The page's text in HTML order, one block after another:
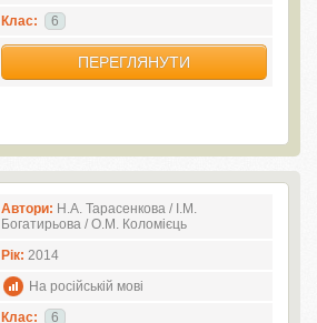
Клас:
6
ПЕРЕГЛЯНУТИ
Автори: Н.А. Тарасенкова / І.М.
Богатирьова / О.М. Коломієць
Рік: 2014
На російській мові
Клас:
6